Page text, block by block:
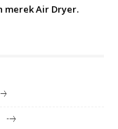
merek Air Dryer.